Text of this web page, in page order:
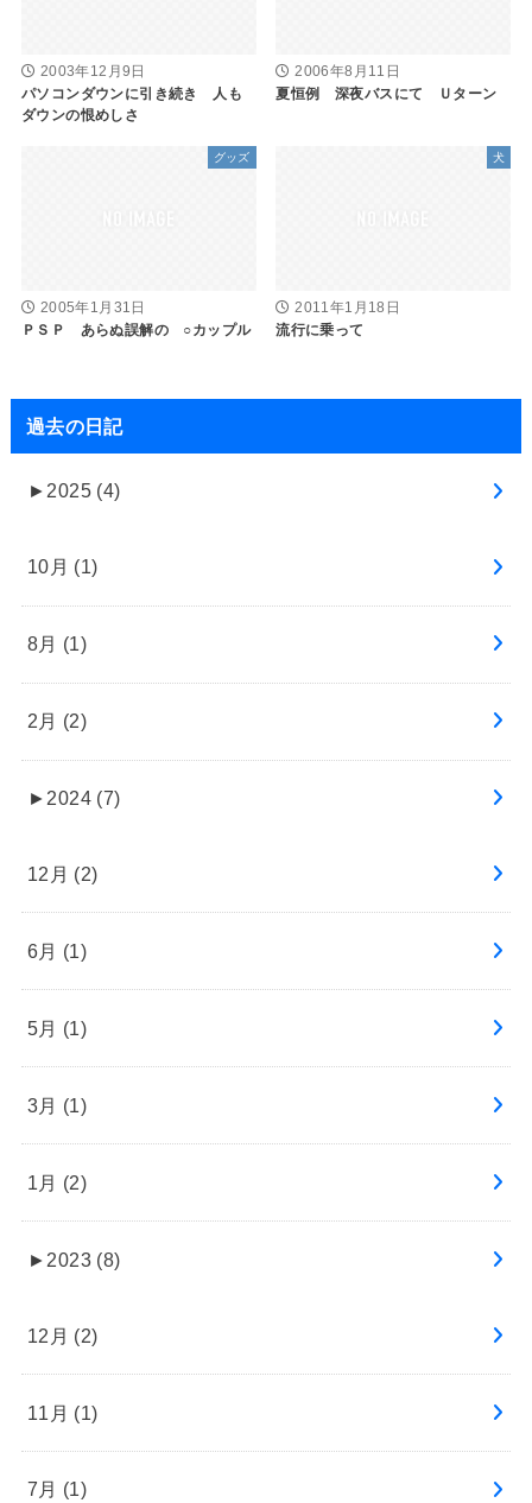
2003年12月9日
パソコンダウンに引き続き 人も
ダウンの恨めしさ
2006年8月11日
夏恒例 深夜バスにて Ｕターン
グッズ
2005年1月31日
ＰＳＰ あらぬ誤解の ○カップル
犬
2011年1月18日
流行に乗って
過去の日記
► 2025 (4)
10月 (1)
8月 (1)
2月 (2)
► 2024 (7)
12月 (2)
6月 (1)
5月 (1)
3月 (1)
1月 (2)
► 2023 (8)
12月 (2)
11月 (1)
7月 (1)